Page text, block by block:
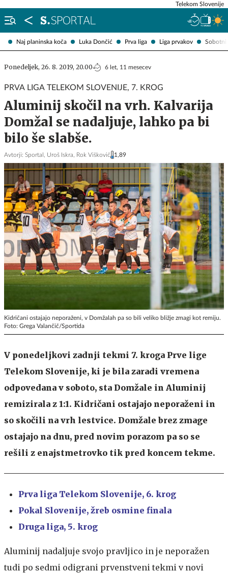
Naj planinska koča Luka Dončić Prva liga Liga prvakov Sobotni
Telekom Slovenije
Ponedeljek, 26. 8. 2019, 20.00 6 let, 11 mesecev
PRVA LIGA TELEKOM SLOVENIJE, 7. KROG
Aluminij skočil na vrh. Kalvarija
Domžal se nadaljuje, lahko pa bi
bilo še slabše.
Avtorji: Sportal, Uroš Iskra, Rok Viškovič 1,89
Kidričani ostajajo neporaženi, v Domžalah pa so bili veliko bližje zmagi kot remiju.
Foto: Grega Valančič/Sportida
V ponedeljkovi zadnji tekmi 7. kroga Prve lige
Telekom Slovenije, ki je bila zaradi vremena
odpovedana v soboto, sta Domžale in Aluminij
remizirala z 1:1. Kidričani ostajajo neporaženi in
so skočili na vrh lestvice. Domžale brez zmage
ostajajo na dnu, pred novim porazom pa so se
rešili z enajstmetrovko tik pred koncem tekme.
Prva liga Telekom Slovenije, 6. krog
Pokal Slovenije, žreb osmine finala
Druga liga, 5. krog
Aluminij nadaljuje svojo pravljico in je neporažen
tudi po sedmi odigrani prvenstveni tekmi v novi